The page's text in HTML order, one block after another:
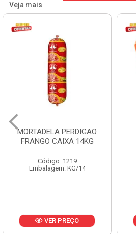
Veja mais
MORTADELA PERDIGAO
FRANGO CAIXA 14KG
Código: 1219
Embalagem: KG/14
VER PREÇO